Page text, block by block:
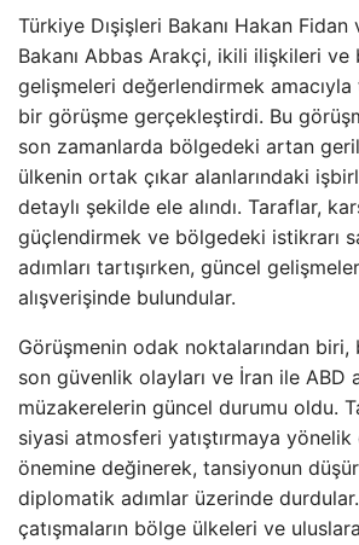
Türkiye Dışişleri Bakanı Hakan Fidan
Bakanı Abbas Arakçi, ikili ilişkileri ve
gelişmeleri değerlendirmek
bir görüşme gerçekleştirdi. Bu
son zamanlarda bölgedeki artan
ülkenin ortak çıkar alanlarındaki
detaylı şekilde ele alındı. Taraflar,
güçlendirmek ve bölgedeki istikrarı
adımları tartışırken, güncel
alışverişinde bulundular.
Görüşmenin odak noktalarından
son güvenlik olayları ve İran ile ABD
müzakerelerin güncel durumu oldu.
siyasi atmosferi yatıştırmaya
önemine değinerek, tansiyonun
diplomatik adımlar üzerinde
çatışmaların bölge ülkeleri ve